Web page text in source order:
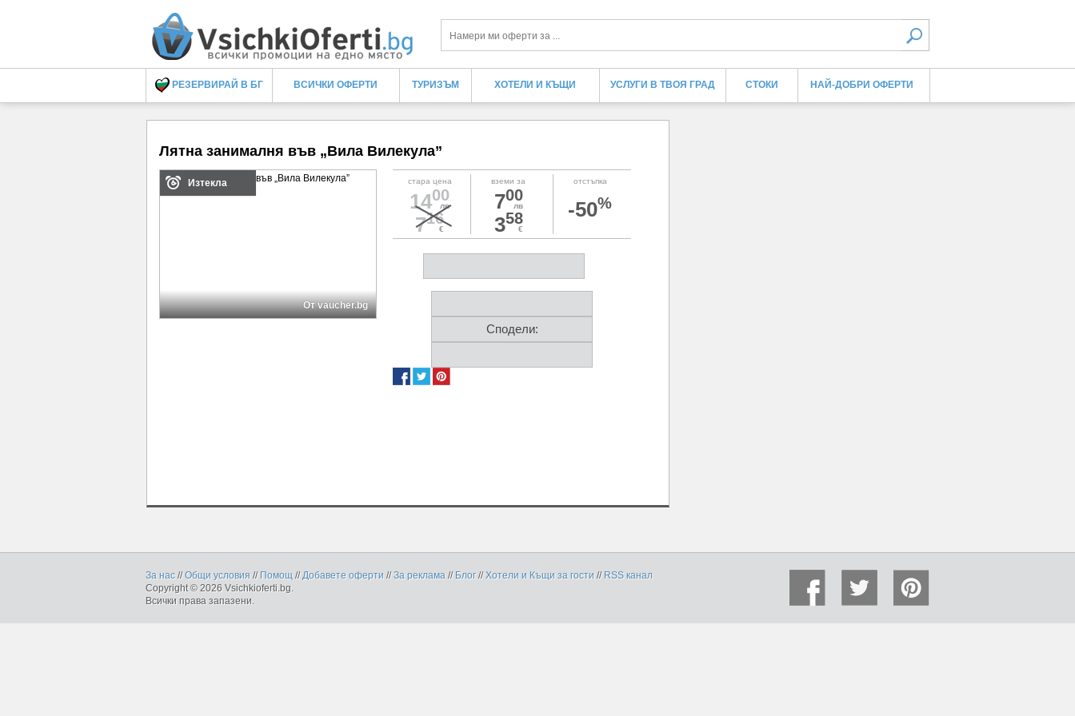
Търси
РЕЗЕРВИРАЙ В БГ ВСИЧКИ ОФЕРТИ ТУРИЗЪМ ХОТЕЛИ И КЪЩИ УСЛУГИ В ТВОЯ ГРАД СТОКИ НАЙ-ДОБРИ ОФЕРТИ
Лятна занималня във „Вила Вилекула”
Изтекла
От vaucher.bg
стара цена
1400
лв
716
€
вземи за
700
лв
358
€
отстъпка
-50%
Сподели:
За нас //Общи условия // Помощ //Добавете оферти //За реклама // Блог //Хотели и Къщи за гости // RSS канал
Copyright © 2026 Vsichkioferti.bg.
Всички права запазени.